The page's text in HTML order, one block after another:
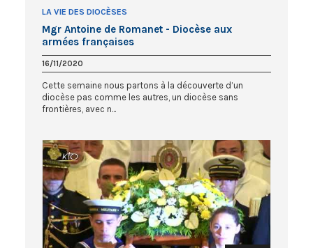
LA VIE DES DIOCÈSES
Mgr Antoine de Romanet - Diocèse aux
armées françaises
16/11/2020
Cette semaine nous partons à la découverte d’un
diocèse pas comme les autres, un diocèse sans
frontières, avec n...